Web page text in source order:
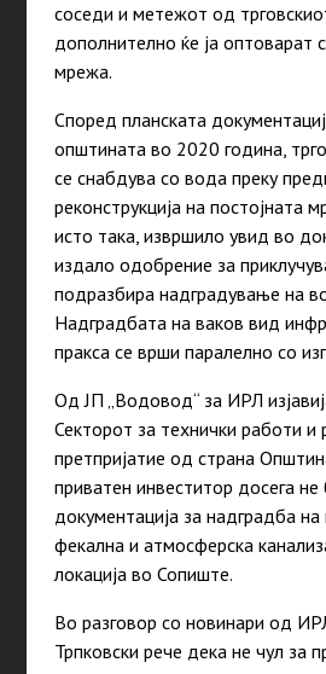
соседи и метежот од
дополнително ќе ја оптоварат
мрежа.
Според планската
општината во 2020 година,
се снабдува со вода преку
реконструкција на постојната
исто така, извршило увид во
издало одобрение за
подразбира надградување на
Надградбата на ваков вид
пракса се врши паралелно со
Од ЈП „Водовод“ за ИРЛ
Секторот за технички работи и
претпријатие од страна
приватен инвеститор досега
документација за надградба
фекална и атмосферска
локација во Сопиште.
Во разговор со новинари од
Трпковски рече дека не чул за